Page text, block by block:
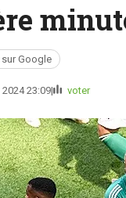
Google
23:09 voter